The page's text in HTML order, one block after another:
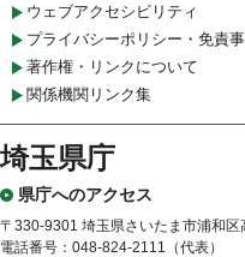
ウェブアクセシビリティ
プライバシーポリシー・免責
著作権・リンクについて
関係機関リンク集
埼玉県庁
県庁へのアクセス
〒330-9301 埼玉県さいたま市浦和
電話番号：048-824-2111（代表）